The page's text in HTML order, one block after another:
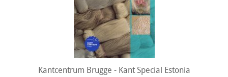
Kantcentrum Brugge - Kant Special Estonia